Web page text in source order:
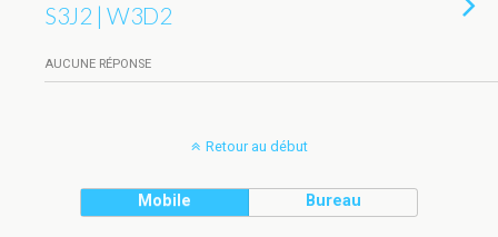
S3J2 | W3D2
AUCUNE RÉPONSE
Retour au début
Mobile Bureau